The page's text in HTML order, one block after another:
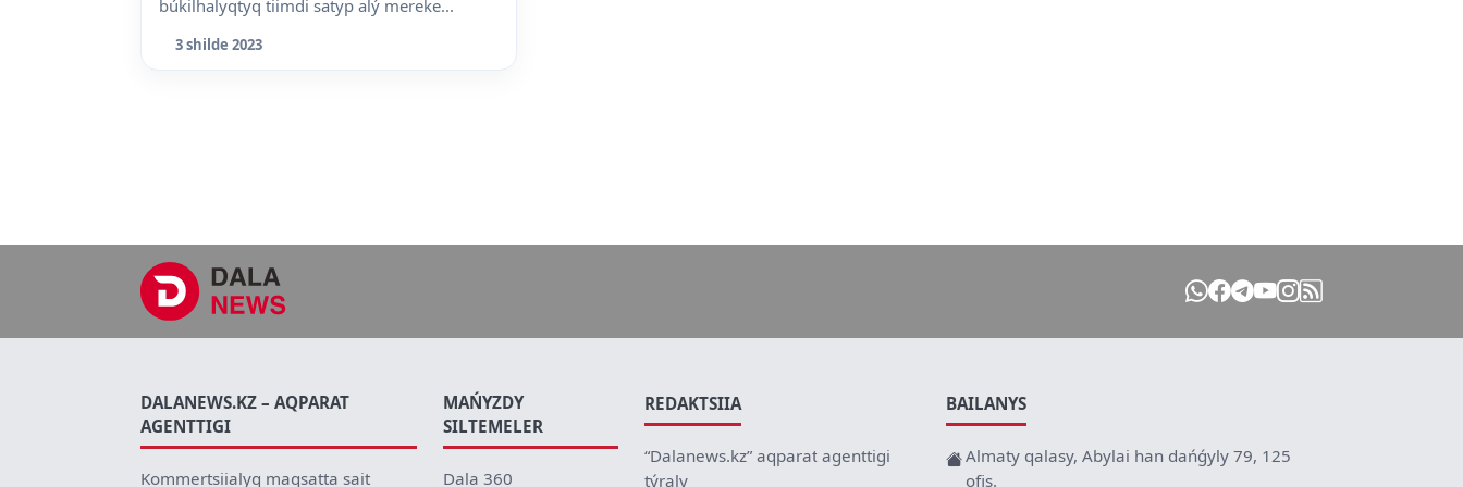
búkilhalyqtyq tiimdi satyp alý mereke...
3 shilde 2023
DALANEWS.KZ – AQPARAT
AGENTTIGI
Kommertsiialyq maqsatta sait
MAŃYZDY
SILTEMELER
Dala 360
REDAKTSIIA
“Dalanews.kz” aqparat agenttigi
týraly
BAILANYS
Almaty qalasy, Abylai han dańǵyly 79, 125
ofis.